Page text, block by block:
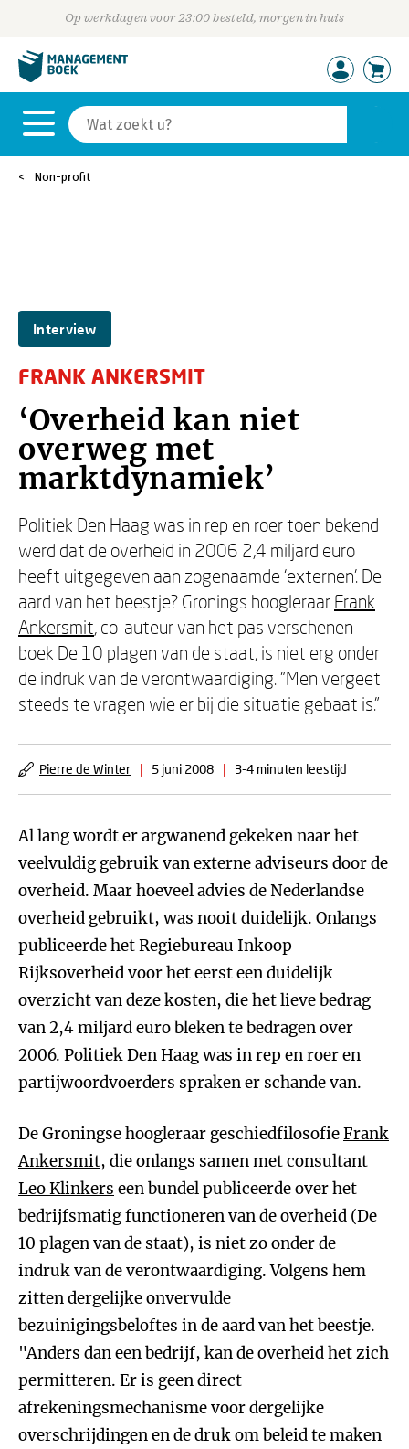
Op werkdagen voor 23:00 besteld, morgen in huis
Non-profit
Interview
FRANK ANKERSMIT
‘Overheid kan niet
overweg met
marktdynamiek’
Politiek Den Haag was in rep en roer toen bekend
werd dat de overheid in 2006 2,4 miljard euro
heeft uitgegeven aan zogenaamde ‘externen’. De
aard van het beestje? Gronings hoogleraar Frank
Ankersmit, co-auteur van het pas verschenen
boek De 10 plagen van de staat, is niet erg onder
de indruk van de verontwaardiging. "Men vergeet
steeds te vragen wie er bij die situatie gebaat is."
Pierre de Winter | 5 juni 2008 | 3-4 minuten leestijd
Al lang wordt er argwanend gekeken naar het
veelvuldig gebruik van externe adviseurs door de
overheid. Maar hoeveel advies de Nederlandse
overheid gebruikt, was nooit duidelijk. Onlangs
publiceerde het Regiebureau Inkoop
Rijksoverheid voor het eerst een duidelijk
overzicht van deze kosten, die het lieve bedrag
van 2,4 miljard euro bleken te bedragen over
2006. Politiek Den Haag was in rep en roer en
partijwoordvoerders spraken er schande van.
De Groningse hoogleraar geschiedfilosofieFrank
Ankersmit, die onlangs samen met consultant
Leo Klinkers een bundel publiceerde over het
bedrijfsmatig functioneren van de overheid (De
10 plagen van de staat), is niet zo onder de
indruk van de verontwaardiging. Volgens hem
zitten dergelijke onvervulde
bezuinigingsbeloftes in de aard van het beestje.
"Anders dan een bedrijf, kan de overheid het zich
permitteren. Er is geen direct
afrekeningsmechanisme voor dergelijke
overschrijdingen en de druk om beleid te maken